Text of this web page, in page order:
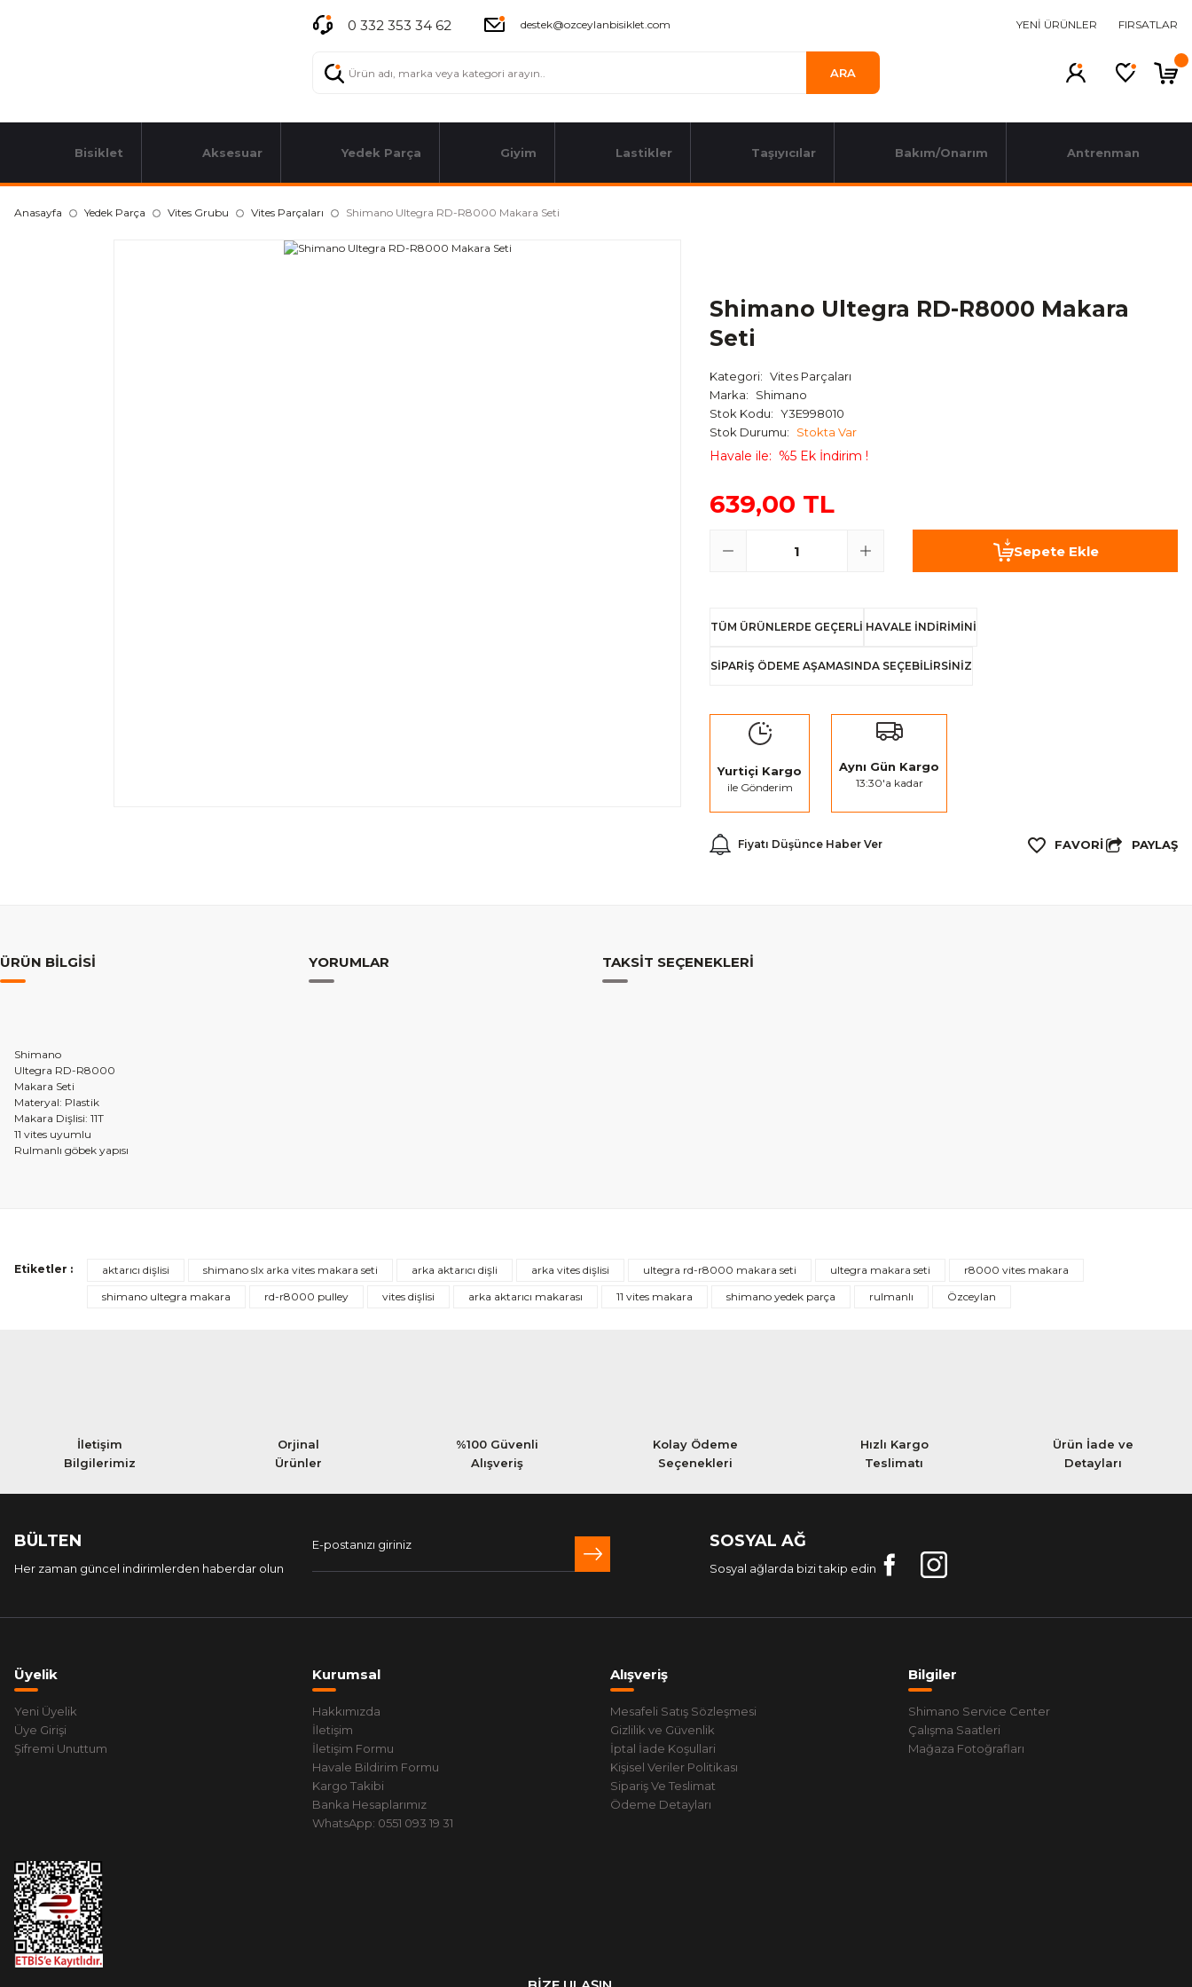
0 332 353 34 62 destek@ozceylanbisiklet.com YENİ ÜRÜNLER FIRSATLAR
ARA
Bisiklet Aksesuar Yedek Parça Giyim Lastikler Taşıyıcılar Bakım/Onarım Antrenman
Anasayfa Yedek Parça Vites Grubu Vites Parçaları Shimano Ultegra RD-R8000 Makara Seti
Shimano Ultegra RD-R8000 Makara
Seti
Kategori
Vites Parçaları
Marka
Shimano
Stok Kodu
Y3E998010
Stok Durumu
Stokta Var
Havale ile %5 Ek İndirim !
639,00 TL
Sepete Ekle
TÜM ÜRÜNLERDE GEÇERLİ HAVALE İNDİRİMİNİ
SİPARİŞ ÖDEME AŞAMASINDA SEÇEBİLİRSİNİZ
Yurtiçi Kargo
ile Gönderim
Aynı Gün Kargo
13:30'a kadar
Fiyatı Düşünce Haber Ver PAYLAŞ
ÜRÜN BILGISI YORUMLAR TAKSIT SEÇENEKLERI
Shimano
Ultegra RD-R8000
Makara Seti
Materyal: Plastik
Makara Dişlisi: 11T
11 vites uyumlu
Rulmanlı göbek yapısı
Yorum Yaz
Etiketler : aktarıcı dişlisi shimano slx arka vites makara seti arka aktarıcı dişli arka vites dişlisi ultegra rd-r8000 makara seti ultegra makara seti
r8000 vites makara
shimano ultegra makara
rd-r8000 pulley vites dişlisi arka aktarıcı makarası 11 vites makara shimano yedek parça rulmanlı Özceylan
İletişim
Bilgilerimiz
Orjinal
Ürünler
%100 Güvenli
Alışveriş
Kolay Ödeme
Seçenekleri
Hızlı Kargo
Teslimatı
Ürün İade ve
Detayları
BÜLTEN
Her zaman güncel indirimlerden haberdar olun
SOSYAL AĞ
Sosyal ağlarda bizi takip edin
Üyelik
Yeni Üyelik
Üye Girişi
Şifremi Unuttum
Kurumsal
Hakkımızda
İletişim
İletişim Formu
Havale Bildirim Formu
Kargo Takibi
Banka Hesaplarımız
WhatsApp: 0551 093 19 31
Alışveriş
Mesafeli Satış Sözleşmesi
Gizlilik ve Güvenlik
İptal İade Koşullari
Kişisel Veriler Politikası
Sipariş Ve Teslimat
Ödeme Detayları
Bilgiler
Shimano Service Center
Çalışma Saatleri
Mağaza Fotoğrafları